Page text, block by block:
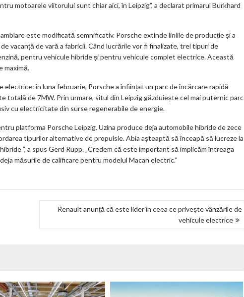
motoarele viitorului sunt chiar aici, în Leipzig”, a declarat primarul Burkhard
este modificată semnificativ. Porsche extinde liniile de producție și a
vacanță de vară a fabricii. Când lucrările vor fi finalizate, trei tipuri de
pentru vehicule hibride și pentru vehicule complet electrice. Această
maximă.
în luna februarie, Porsche a înființat un parc de încărcare rapidă
totală de 7MW. Prin urmare, situl din Leipzig găzduiește cel mai puternic parc
cu electricitate din surse regenerabile de energie.
platforma Porsche Leipzig. Uzina produce deja automobile hibride de zece
tipurilor alternative de propulsie. Abia așteaptă să înceapă să lucreze la
”, a spus Gerd Rupp. „Credem că este important să implicăm întreaga
măsurile de calificare pentru modelul Macan electric.”
Renault anunță că este lider în ceea ce privește vânzările de
vehicule electrice